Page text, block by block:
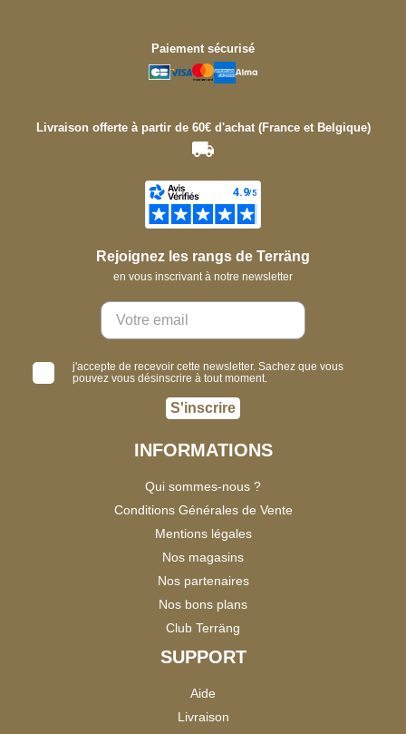
Paiement sécurisé
Livraison offerte à partir de 60€ d'achat (France et Belgique)
Rejoignez les rangs de Terräng
en vous inscrivant à notre newsletter
j'accepte de recevoir cette newsletter. Sachez que vous
pouvez vous désinscrire à tout moment.
S'inscrire
INFORMATIONS
Qui sommes-nous ?
Conditions Générales de Vente
Mentions légales
Nos magasins
Nos partenaires
Nos bons plans
Club Terräng
SUPPORT
Aide
Livraison